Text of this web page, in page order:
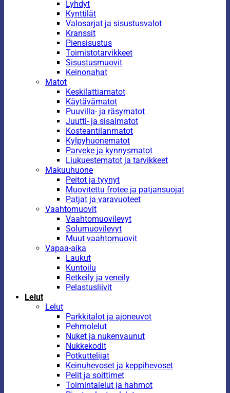
Lyhdyt
Kynttilät
Valosarjat ja sisustusvalot
Kranssit
Piensisustus
Toimistotarvikkeet
Sisustusmuovit
Keinonahat
Matot
Keskilattiamatot
Käytävämatot
Puuvilla- ja räsymatot
Juutti- ja sisalmatot
Kosteantilanmatot
Kylpyhuonematot
Parveke ja kynnysmatot
Liukuestematot ja tarvikkeet
Makuuhuone
Peitot ja tyynyt
Muovitettu frotee ja patjansuojat
Patjat ja varavuoteet
Vaahtomuovit
Vaahtomuovilevyt
Solumuovilevyt
Muut vaahtomuovit
Vapaa-aika
Laukut
Kuntoilu
Retkeily ja veneily
Pelastusliivit
Lelut
Lelut
Parkkitalot ja ajoneuvot
Pehmolelut
Nuket ja nukenvaunut
Nukkekodit
Potkuttelijat
Keinuhevoset ja keppihevoset
Pelit ja soittimet
Toimintalelut ja hahmot